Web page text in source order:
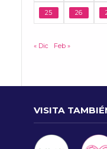
25 26
« Dic Feb »
VISITA